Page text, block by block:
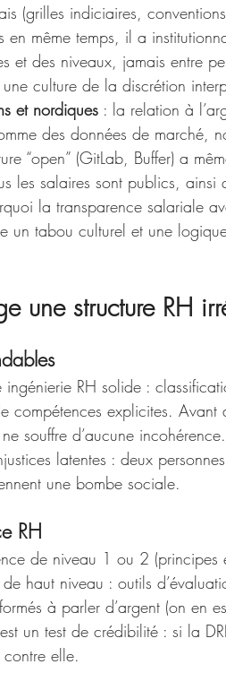
(grilles indiciaires,
en même temps, il a
et des niveaux, jamais entre
culture de la discrétion
et nordiques : la relation à
des données de marché,
“open” (GitLab, Buffer) a
les salaires sont publics,
la transparence salariale
un tabou culturel et une
une structure RH
RH solide :
compétences explicites.
ne souffre d’aucune
latentes : deux
une bombe sociale.
RH
de niveau 1 ou 2 (principes
haut niveau : outils
à parler d’argent (on en
un test de crédibilité : si la
elle.